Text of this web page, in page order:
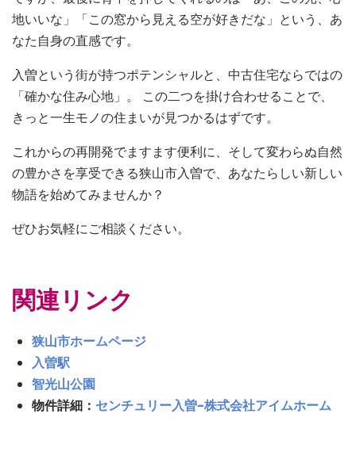
地いいな」「この窓から見える空が好きだな」という、あ
なた自身の直感です。
入曽という街が持つポテンシャルと、中古住宅ならではの
「確かな住み心地」。 この二つを掛け合わせることで、
きっと一生モノの住まいが見つかるはずです。
これからの再開発でますます便利に、そして変わらぬ自然
の豊かさを享受できる狭山市入曽で、あなたらしい新しい
物語を始めてみませんか？
ぜひお気軽にご相談ください。
関連リンク
狭山市ホームページ
入曽駅
智光山公園
物件詳細： センチュリー入曽-株式会社アイムホーム